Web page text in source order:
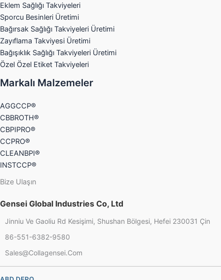
Eklem Sağlığı Takviyeleri
Sporcu Besinleri Üretimi
Bağırsak Sağlığı Takviyeleri Üretimi
Zayıflama Takviyesi Üretimi
Bağışıklık Sağlığı Takviyeleri Üretimi
Özel Özel Etiket Takviyeleri
Markalı Malzemeler
AGGCCP®
CBBROTH®
CBPIPRO®
CCPRO®
CLEANBPI®
INSTCCP®
Bize Ulaşın
Gensei Global Industries Co, Ltd
Jinniu Ve Gaoliu Rd Kesişimi, Shushan Bölgesi, Hefei 230031 Çin
86-551-6382-9580
Sales@collagensei.com